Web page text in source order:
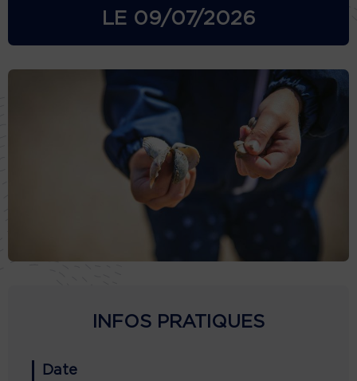
LE 09/07/2026
INFOS PRATIQUES
Date